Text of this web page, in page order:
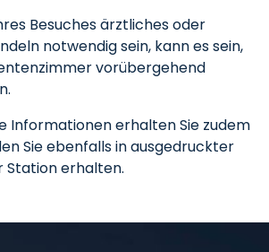
Besuches ärztliches oder
notwendig sein, kann es sein,
vorübergehend
Informationen erhalten Sie zudem
Sie ebenfalls in ausgedruckter
Station erhalten.